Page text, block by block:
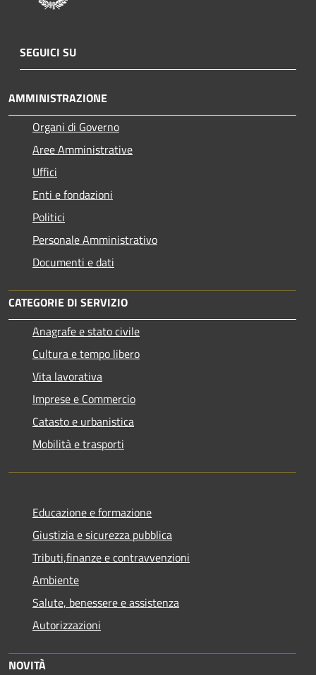
SEGUICI SU
AMMINISTRAZIONE
Organi di Governo
Aree Amministrative
Uffici
Enti e fondazioni
Politici
Personale Amministrativo
Documenti e dati
CATEGORIE DI SERVIZIO
Anagrafe e stato civile
Cultura e tempo libero
Vita lavorativa
Imprese e Commercio
Catasto e urbanistica
Mobilità e trasporti
Educazione e formazione
Giustizia e sicurezza pubblica
Tributi,finanze e contravvenzioni
Ambiente
Salute, benessere e assistenza
Autorizzazioni
NOVITÀ